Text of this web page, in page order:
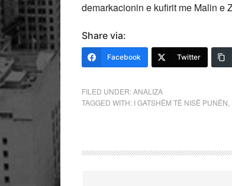
demarkacionin e kufirit me Malin e
Share via:
Facebook Twitter
FILED UNDER:ANALIZA
TAGGED WITH: I GATSHËM TË NISË PUNËN